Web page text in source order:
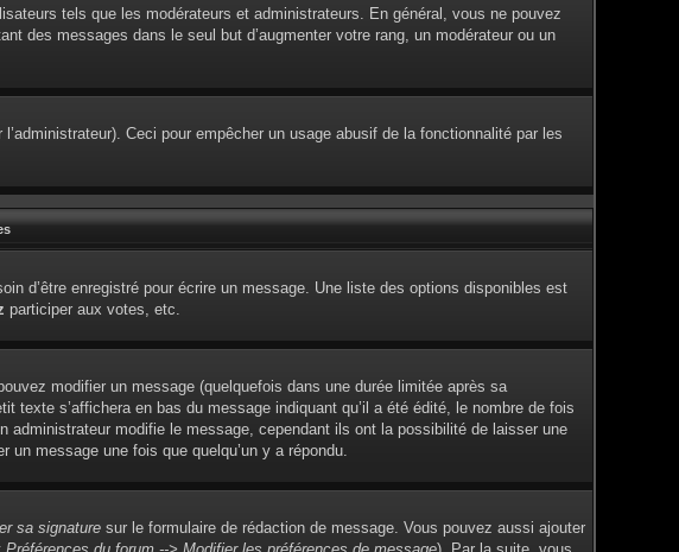
tels que les modérateurs et administrateurs. En général, vous ne pouvez
des messages dans le seul but d’augmenter votre rang, un modérateur ou un
Ceci pour empêcher un usage abusif de la fonctionnalité par les
d’être enregistré pour écrire un message. Une liste des options disponibles est
participer aux votes, etc.
modifier un message (quelquefois dans une durée limitée après sa
texte s’affichera en bas du message indiquant qu’il a été édité, le nombre de fois
administrateur modifie le message, cependant ils ont la possibilité de laisser une
message une fois que quelqu’un y a répondu.
sa signature sur le formulaire de rédaction de message. Vous pouvez aussi ajouter